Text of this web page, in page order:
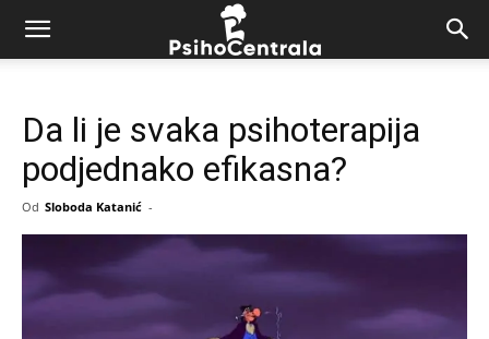
Da li je svaka psihoterapija
podjednako efikasna?
Od Sloboda Katanić -